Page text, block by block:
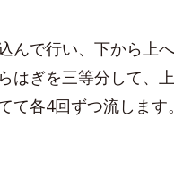
んで行い、下から上
はぎを三等分して、
て各4回ずつ流します。